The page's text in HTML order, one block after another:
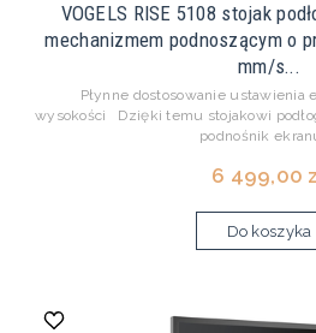
VOGELS RISE 5108 stojak
mechanizmem podnoszącym o
mm/s...
Płynne dostosowanie ustawienia
wysokości Dzięki temu stojakowi
podnośnik
6 499,00
Do koszyka